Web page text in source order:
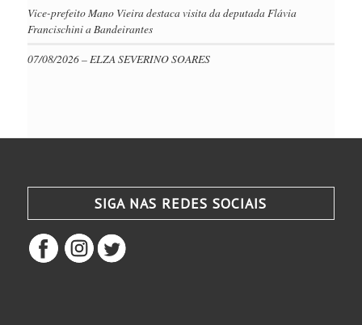
Vice-prefeito Mano Vieira destaca visita da deputada Flávia
Francischini a Bandeirantes
07/08/2026 – ELZA SEVERINO SOARES
SIGA NAS REDES SOCIAIS